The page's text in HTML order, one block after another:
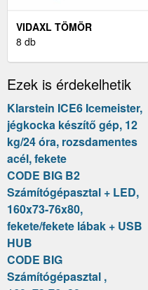
VIDAXL TÖMÖR
DUGLÁSZFENYŐ KERTI
8 db
Ezek is érdekelhetik
Klarstein ICE6 Icemeister,
jégkocka készítő gép, 12
kg/24 óra, rozsdamentes
acél, fekete
CODE BIG B2
Számítógépasztal + LED,
160x73-76x80,
fekete/fekete lábak + USB
HUB
CODE BIG
Számítógépasztal ,